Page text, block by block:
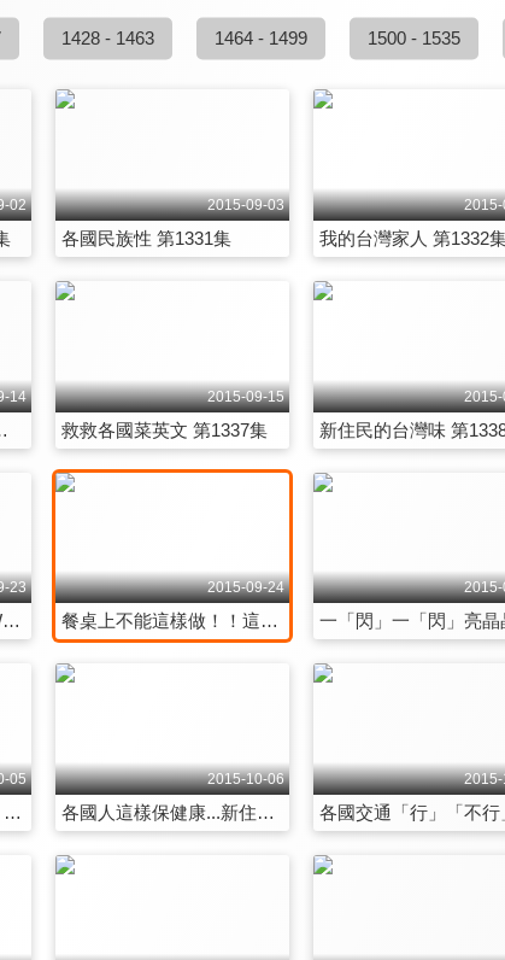
1428 - 1463 1464 - 1499 1500 - 1535
02 2015-09-03
各國民族性 第1331集 我的台灣家人 第1332
14
! 第1336集
2015-09-15
救救各國菜英文 第1337集 新住民的台灣味 第
23
螢光幕上怎麼回事？！WTO菜鳥血淚史！！ 第1342集
2015-09-24
餐桌上不能這樣做！！這些行為「超NG」的啦！！ 第1343集
05
中文！！有聽沒有懂？！大陸中文這麼一回事... 第1348集
2015-10-06
各國人這樣保健康...新住民的「身體密碼」？！ 第1349集